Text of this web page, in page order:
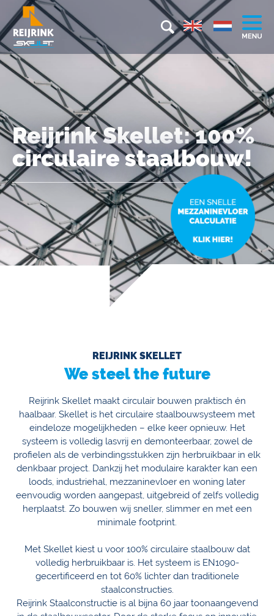
Reijrink Skellet: 100%
circulaire staalbouw!
REIJRINK SKELLET
We steel the future
Reijrink Skellet maakt circulair bouwen praktisch én
haalbaar. Skellet is het circulaire staalbouwsysteem met
eindeloze mogelijkheden – elke keer opnieuw. Het
systeem is volledig lasvrij en demonteerbaar, zowel de
profielen als de verbindingsstukken zijn herbruikbaar in elk
denkbaar project. Dankzij het modulaire karakter kan een
loods, industriehal, mezzaninevloer en woning later
eenvoudig worden aangepast, uitgebreid of zelfs volledig
herplaatst. Zo bouwen wij sneller, slimmer en met een
minimale footprint.
Met Skellet kiest u voor 100% circulaire staalbouw dat
volledig herbruikbaar is. Het systeem is EN1090-
gecertificeerd en tot 60% lichter dan traditionele
staalconstructies.
Reijrink Staalconstructie is al bijna 60 jaar toonaangevend